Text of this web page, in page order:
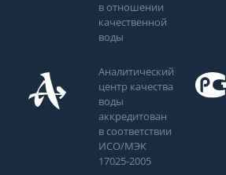
в отношении
качественной
воды
Аналитический
центр качества
воды
аккредитован
в соответствии
ИСО/МЭК
17025-2005